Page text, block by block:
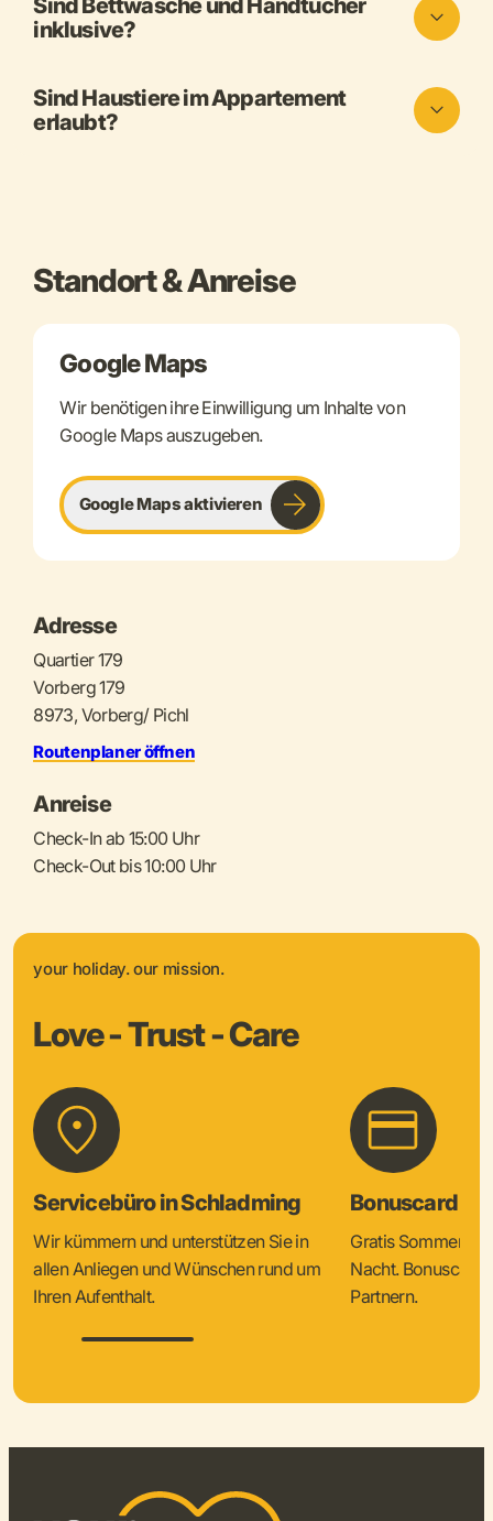
Sind Bettwäsche und Handtücher
inklusive?
Sind Haustiere im Appartement
erlaubt?
Standort & Anreise
Google Maps
Wir benötigen ihre Einwilligung um Inhalte von
Google Maps auszugeben.
Google Maps aktivieren
Adresse
Quartier 179
Vorberg 179
8973, Vorberg/ Pichl
Routenplaner öffnen
Anreise
Check-In ab 15:00 Uhr
Check-Out bis 10:00 Uhr
your holiday. our mission.
Love - Trust - Care
Servicebüro in Schladming
Wir kümmern und unterstützen Sie in
allen Anliegen und Wünschen rund um
Ihren Aufenthalt.
Bonuscard &
Gratis
Nacht. Bonuscard
Partnern.